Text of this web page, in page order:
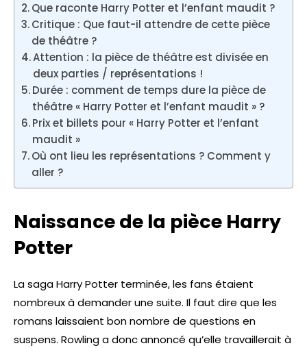
Que raconte Harry Potter et l’enfant maudit ?
Critique : Que faut-il attendre de cette pièce
de théâtre ?
Attention : la pièce de théâtre est divisée en
deux parties / représentations !
Durée : comment de temps dure la pièce de
théâtre « Harry Potter et l’enfant maudit » ?
Prix et billets pour « Harry Potter et l’enfant
maudit »
Où ont lieu les représentations ? Comment y
aller ?
Naissance de la pièce Harry
Potter
La saga Harry Potter terminée, les fans étaient
nombreux à demander une suite. Il faut dire que les
romans laissaient bon nombre de questions en
suspens. Rowling a donc annoncé qu’elle travaillerait à